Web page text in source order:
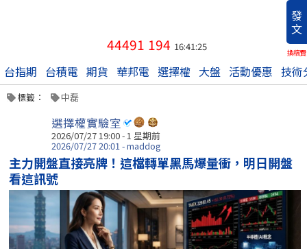
發
文
換稿費
44491 194 16:41:25
台指期 台積電 期貨 華邦電 選擇權 大盤 活動優惠 技術
標籤： 中磊
選擇權實驗室
2026/07/27 19:00 - 1 星期前
2026/07/27 20:01 - maddog
主力開盤直接亮牌！這檔轉單黑馬爆量衝，明日開盤
看這訊號